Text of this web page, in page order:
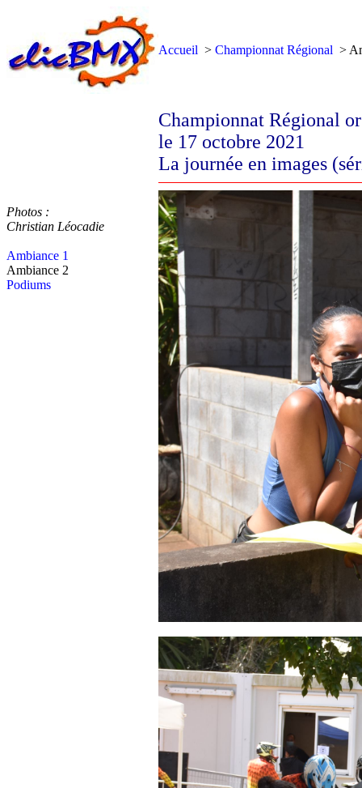
Accueil > Championnat Régional >
Championnat Régional
le 17 octobre 2021
La journée en images
Photos :
Christian Léocadie
Ambiance 1
Ambiance 2
Podiums